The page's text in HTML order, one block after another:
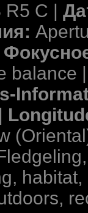
R5 C |
balance